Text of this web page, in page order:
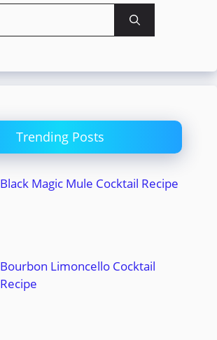
Trending Posts
Black Magic Mule Cocktail Recipe
Bourbon Limoncello Cocktail
Recipe